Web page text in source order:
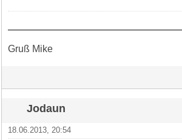
Gruß Mike
Jodaun
18.06.2013, 20:54